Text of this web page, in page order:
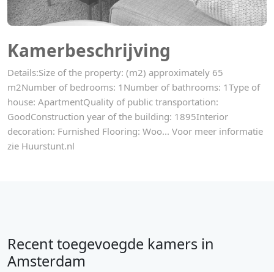
Kamerbeschrijving
Details:Size of the property: (m2) approximately 65
m2Number of bedrooms: 1Number of bathrooms: 1Type of
house: ApartmentQuality of public transportation:
GoodConstruction year of the building: 1895Interior
decoration: Furnished Flooring: Woo... Voor meer informatie
zie Huurstunt.nl
Recent toegevoegde kamers in
Amsterdam